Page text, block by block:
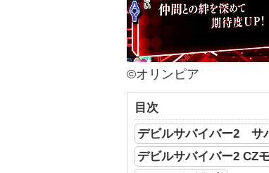
©オリンピア
目次
デビルサバイバー2 サ
デビルサバイバー2 CZ